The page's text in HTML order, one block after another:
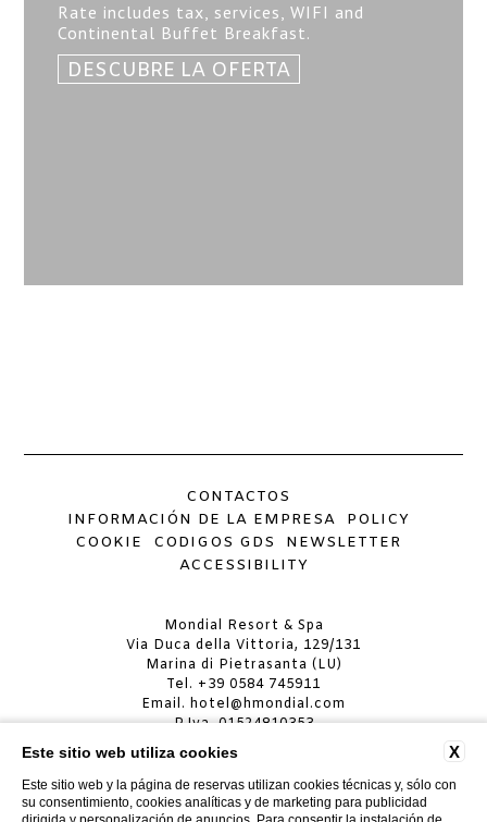
Rate includes tax, services, WIFI and
Continental Buffet Breakfast.
DESCUBRE LA OFERTA
CONTACTOS
INFORMACIÓN DE LA EMPRESA
POLICY
COOKIE
CODIGOS GDS
NEWSLETTER
ACCESSIBILITY
Mondial Resort & Spa
Via Duca della Vittoria, 129/131
Marina di Pietrasanta (LU)
Tel. +39 0584 745911
Email. hotel@hmondial.com
P.Iva. 01524810353
MONDIAL RESORT & SPA
CIN: IT046024A19JA4AG5C
CIR: 046024ALB0029
X
Este sitio web utiliza cookies
Este sitio web y la página de reservas utilizan cookies técnicas y, sólo con
su consentimiento, cookies analíticas y de marketing para publicidad